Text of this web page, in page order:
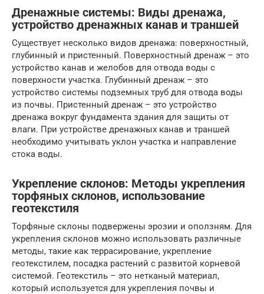
Дренажные системы: Виды дренажа,
устройство дренажных канав и траншей
Существует несколько видов дренажа: поверхностный,
глубинный и пристенный. Поверхностный дренаж – это
устройство канав и желобов для отвода воды с
поверхности участка. Глубинный дренаж – это
устройство системы подземных труб для отвода воды
из почвы. Пристенный дренаж – это устройство
дренажа вокруг фундамента здания для защиты от
влаги. При устройстве дренажных канав и траншей
необходимо учитывать уклон участка и направление
стока воды.
Укрепление склонов: Методы укрепления
торфяных склонов, использование
геотекстиля
Торфяные склоны подвержены эрозии и оползням. Для
укрепления склонов можно использовать различные
методы, такие как террасирование, укрепление
геотекстилем, посадка растений с развитой корневой
системой. Геотекстиль – это нетканый материал,
который используется для укрепления почвы и